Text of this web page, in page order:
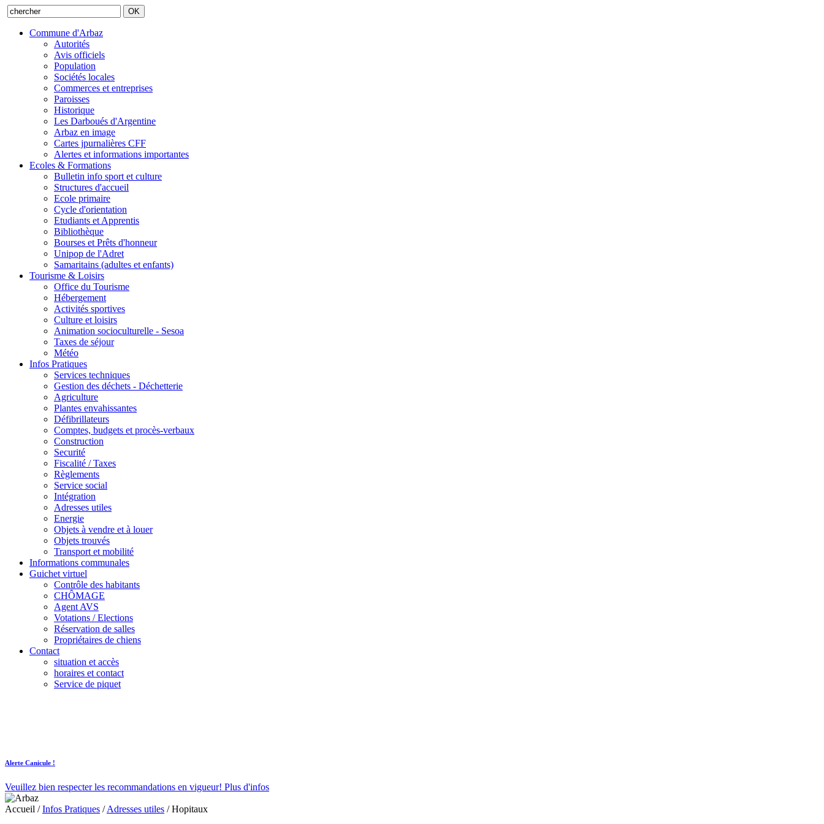
Commune d'Arbaz
Autorités
Avis officiels
Population
Sociétés locales
Commerces et entreprises
Paroisses
Historique
Les Darboués d'Argentine
Arbaz en image
Cartes jpurnalières CFF
Alertes et informations importantes
Ecoles & Formations
Bulletin info sport et culture
Structures d'accueil
Ecole primaire
Cycle d'orientation
Etudiants et Apprentis
Bibliothèque
Bourses et Prêts d'honneur
Unipop de l'Adret
Samaritains (adultes et enfants)
Tourisme & Loisirs
Office du Tourisme
Hébergement
Activités sportives
Culture et loisirs
Animation socioculturelle - Sesoa
Taxes de séjour
Météo
Infos Pratiques
Services techniques
Gestion des déchets - Déchetterie
Agriculture
Plantes envahissantes
Défibrillateurs
Comptes, budgets et procès-verbaux
Construction
Securité
Fiscalité / Taxes
Règlements
Service social
Intégration
Adresses utiles
Energie
Objets à vendre et à louer
Objets trouvés
Transport et mobilité
Informations communales
Guichet virtuel
Contrôle des habitants
CHÔMAGE
Agent AVS
Votations / Elections
Réservation de salles
Propriétaires de chiens
Contact
situation et accès
horaires et contact
Service de piquet
Alerte Canicule !
Veuillez bien respecter les recommandations en vigueur! Plus d'infos
Accueil /Infos Pratiques /Adresses utiles /Hopitaux